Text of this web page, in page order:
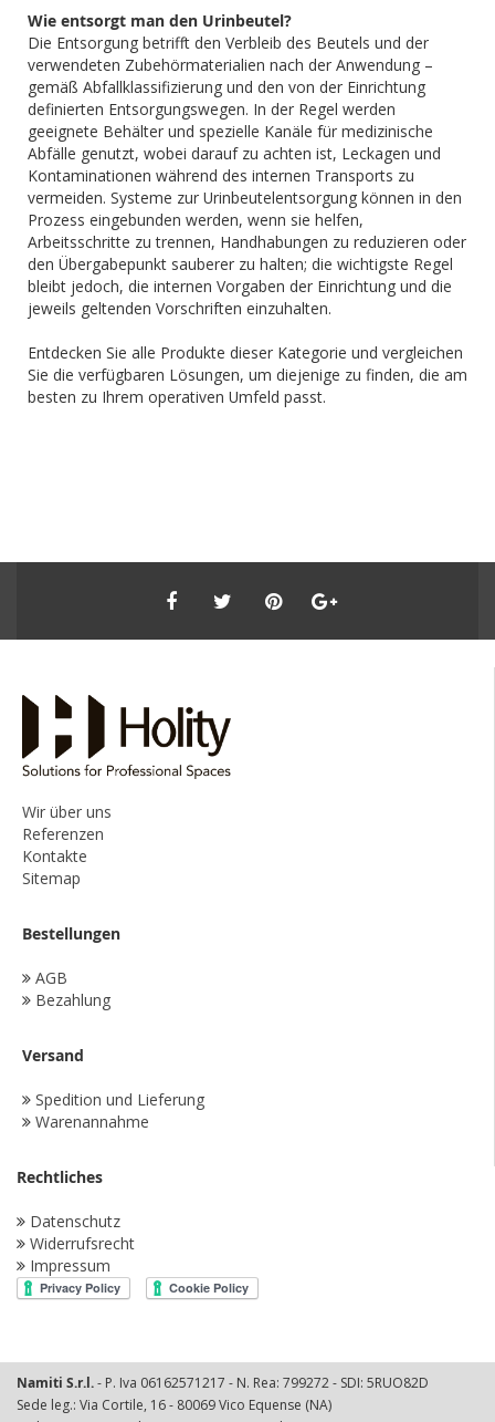
Wie entsorgt man den Urinbeutel?
Die Entsorgung betrifft den Verbleib des Beutels und der
verwendeten Zubehörmaterialien nach der Anwendung –
gemäß Abfallklassifizierung und den von der Einrichtung
definierten Entsorgungswegen. In der Regel werden
geeignete Behälter und spezielle Kanäle für medizinische
Abfälle genutzt, wobei darauf zu achten ist, Leckagen und
Kontaminationen während des internen Transports zu
vermeiden. Systeme zur Urinbeutelentsorgung können in den
Prozess eingebunden werden, wenn sie helfen,
Arbeitsschritte zu trennen, Handhabungen zu reduzieren oder
den Übergabepunkt sauberer zu halten; die wichtigste Regel
bleibt jedoch, die internen Vorgaben der Einrichtung und die
jeweils geltenden Vorschriften einzuhalten.
Entdecken Sie alle Produkte dieser Kategorie und vergleichen
Sie die verfügbaren Lösungen, um diejenige zu finden, die am
besten zu Ihrem operativen Umfeld passt.
Wir über uns
Referenzen
Kontakte
Sitemap
Bestellungen
AGB
Bezahlung
Versand
Spedition und Lieferung
Warenannahme
Rechtliches
Datenschutz
Widerrufsrecht
Impressum
Namiti S.r.l.- P. Iva 06162571217 - N. Rea: 799272 - SDI: 5RUO82D
Sede leg.: Via Cortile, 16 - 80069 Vico Equense (NA)